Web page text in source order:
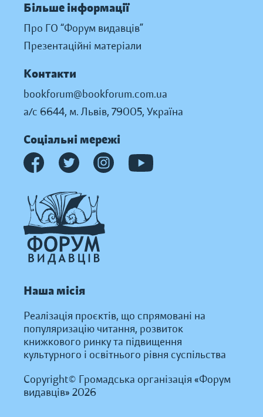
Більше інформації
Про ГО “Форум видавців”
Презентаційні матеріали
Контакти
bookforum@bookforum.com.ua
а/с 6644, м. Львів, 79005, Україна
Соціальні мережі
Наша місія
Реалізація проєктів, що спрямовані на
популяризацію читання, розвиток
книжкового ринку та підвищення
культурного і освітнього рівня суспільства
Copyright© Громадська організація «Форум
видавців» 2026